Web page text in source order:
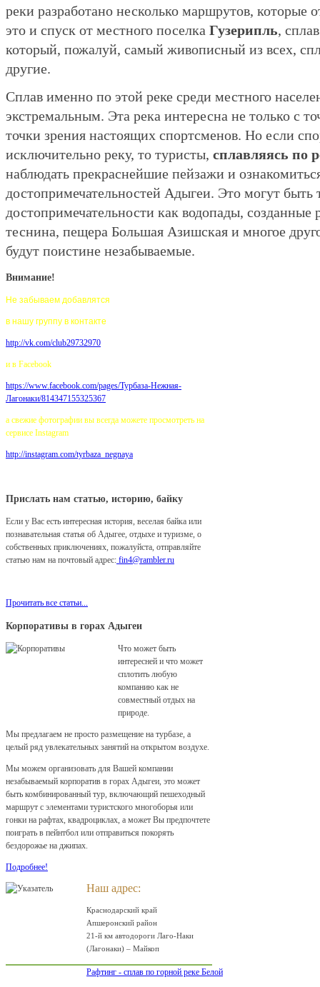
реки разработано несколько маршрутов, которые
это и спуск от местного поселка Гузерипль,
который, пожалуй, самый живописный из всех,
другие.
Сплав именно по этой реке среди местного
экстремальным. Эта река интересна не только с
точки зрения настоящих спортсменов. Но если
исключительно реку, то туристы, сплавляясь по
наблюдать прекраснейшие пейзажи и
достопримечательностей Адыгеи. Это могут быть
достопримечательности как водопады, созданные
теснина, пещера Большая Азишская и многое
будут поистине незабываемые.
Внимание!
Не забываем добавлятся
в нашу группу в контакте
http://vk.com/club29732970
и в Facebook
https://www.facebook.com/pages/Турбаза-Нежная-
Лагонаки/814347155325367
а свежие фотографии вы всегда можете просмотреть на
сервисе Instagram
http://instagram.com/tyrbaza_negnaya
Прислать нам статью, историю, байку
Если у Вас есть интересная история, веселая байка или
познавательная статья об Адыгее, отдыхе и туризме, о
собственных приключениях, пожалуйста, отправляйте
статью нам на почтовый адрес: fin4@rambler.ru
Прочитать все статьи...
Корпоративы в горах Адыгеи
Что может быть
интересней и что может
сплотить любую
компанию как не
совместный отдых на
природе.
Мы предлагаем не просто размещение на турбазе, а
целый ряд увлекательных занятий на открытом воздухе.
Мы можем организовать для Вашей компании
незабываемый корпоратив в горах Адыгеи, это может
быть комбинированный тур, включающий пешеходный
маршрут с элементами туристского многоборья или
гонки на рафтах, квадроциклах, а может Вы предпочтете
поиграть в пейнтбол или отправиться покорять
бездорожье на джипах.
Подробнее!
Наш адрес:
Краснодарский край
Апшеронский район
21-й км автодороги Лаго-Наки
(Лагонаки) – Майкоп
Рафтинг - сплав по горной реке Белой